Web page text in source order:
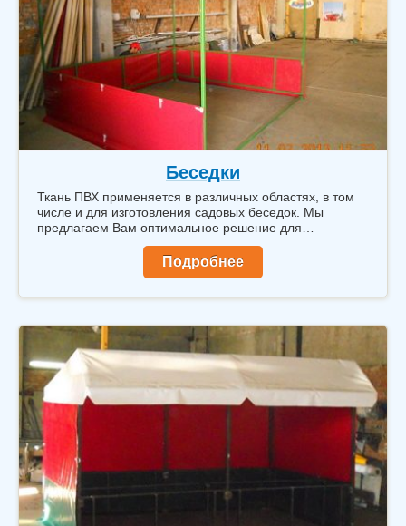
Беседки
Ткань ПВХ применяется в различных областях, в том
числе и для изготовления садовых беседок. Мы
предлагаем Вам оптимальное решение для
организации отдыха на дачном участке.
Подробнее